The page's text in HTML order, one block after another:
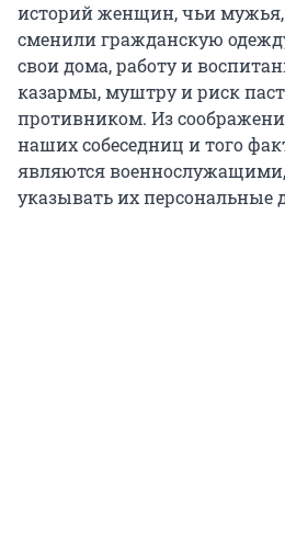
историй женщин, чьи
сменили гражданскую
свои дома, работу и
казармы, муштру и риск
противником. Из
наших собеседниц и того
являются
указывать их персональные